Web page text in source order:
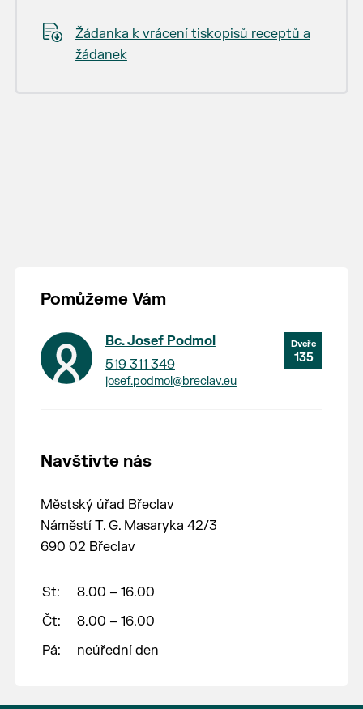
Žádanka k vrácení tiskopisů receptů a
žádanek
Pomůžeme Vám
135
Bc. Josef Podmol
519 311 349
josef.podmol@breclav.eu
Navštivte nás
Městský úřad Břeclav
Náměstí T. G. Masaryka 42/3
690 02 Břeclav
St:
8.00 – 16.00
Čt:
8.00 – 16.00
Pá:
neúřední den